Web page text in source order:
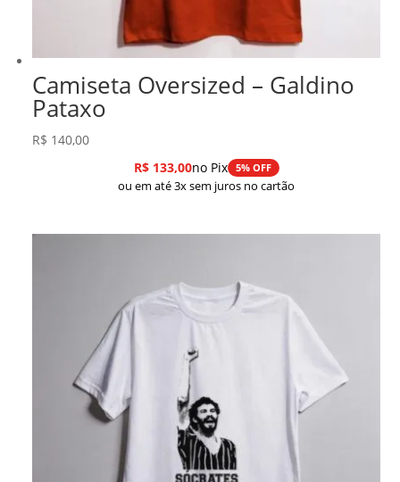
Camiseta Oversized – Galdino
Pataxo
R$ 140,00
R$133,00no Pix 5% OFF
ou em até 3x sem juros no cartão